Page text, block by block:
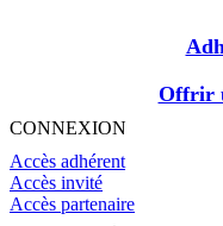
Offrir
CONNEXION
Accès adhérent
Accès invité
Accès partenaire